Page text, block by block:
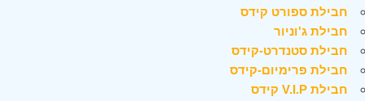
חבילת ספורט קידס
חבילת ג'וניור
חבילת סטנדרט-קידס
חבילת פרימיום-קידס
חבילת V.I.P קידס